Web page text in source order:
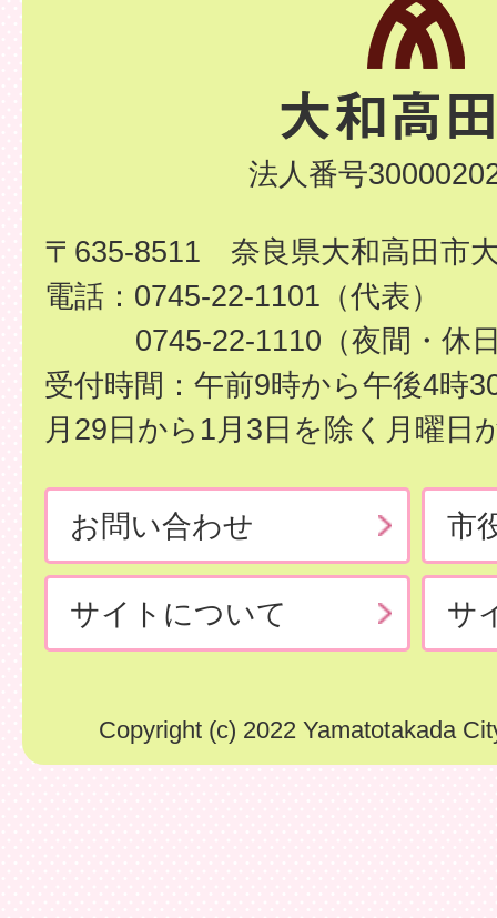
法人番号
〒635-8511 奈良県大和高田市
電話：0745-22-1101（代表）
0745-22-1110（夜間・休
受付時間：午前9時から午後4時
月29日から1月3日を除く月曜日
お問い合わせ 市
サイトについて サ
Copyright (c) 2022 Yamatotakada